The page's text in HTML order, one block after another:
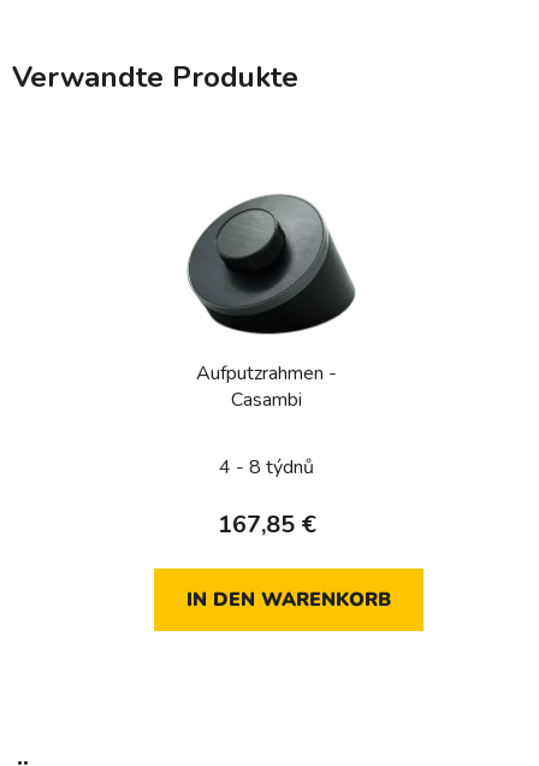
Verwandte Produkte
Aufputzrahmen -
Casambi
4 - 8 týdnů
167,85 €
IN DEN WARENKORB